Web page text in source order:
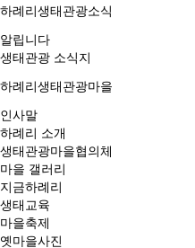
하례리생태관광소식
알립니다
생태관광 소식지
하례리생태관광마을
인사말
하례리 소개
생태관광마을협의체
마을 갤러리
지금하례리
생태교육
마을축제
옛마을사진